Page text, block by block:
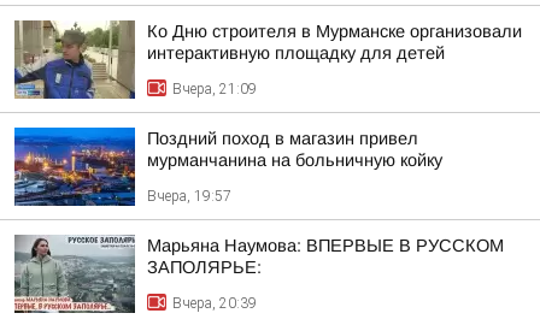
Ко Дню строителя в Мурманске организовали
интерактивную площадку для детей
Вчера, 21:09
Поздний поход в магазин привел
мурманчанина на больничную койку
Вчера, 19:57
Марьяна Наумова: ВПЕРВЫЕ В РУССКОМ
ЗАПОЛЯРЬЕ:
Вчера, 20:39